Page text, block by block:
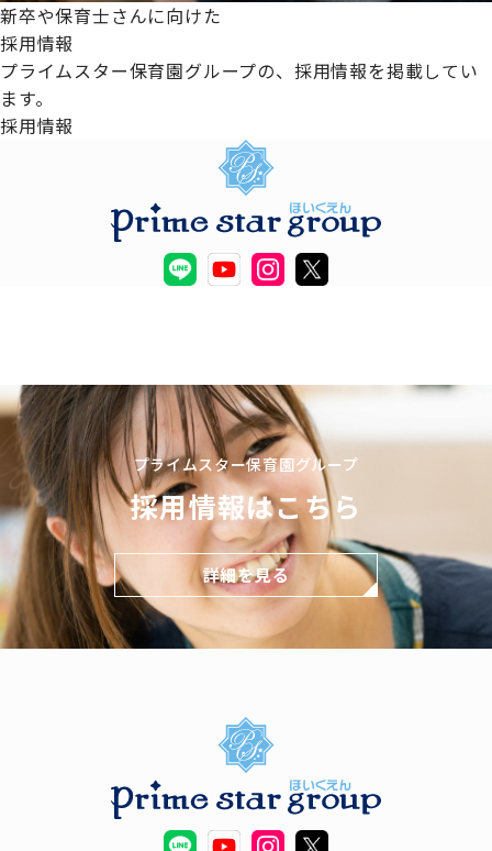
新卒や保育士さんに向けた
採用情報
プライムスター保育園グループの、採用情報を掲載してい
ます。
採用情報
プライムスター保育園グループ
採用情報はこちら
詳細を見る